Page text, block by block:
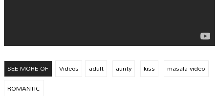
SEE MORE OF Videos adult aunty kiss
masala video
ROMANTIC